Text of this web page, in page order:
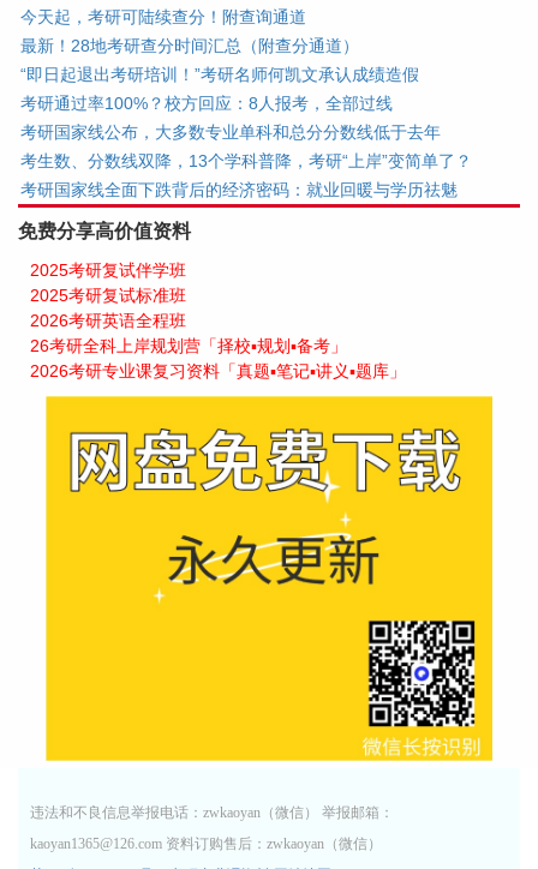
今天起，考研可陆续查分！附查询通道
最新！28地考研查分时间汇总（附查分通道）
“即日起退出考研培训！”考研名师何凯文承认成绩造假
考研通过率100%？校方回应：8人报考，全部过线
考研国家线公布，大多数专业单科和总分分数线低于去年
考生数、分数线双降，13个学科普降，考研“上岸”变简单了？
考研国家线全面下跌背后的经济密码：就业回暖与学历祛魅
免费分享高价值资料
2025考研复试伴学班
2025考研复试标准班
2026考研英语全程班
26考研全科上岸规划营「择校▪规划▪备考」
2026考研专业课复习资料「真题▪笔记▪讲义▪题库」
违法和不良信息举报电话：zwkaoyan（微信） 举报邮箱：
kaoyan1365@126.com 资料订购售后：zwkaoyan（微信）